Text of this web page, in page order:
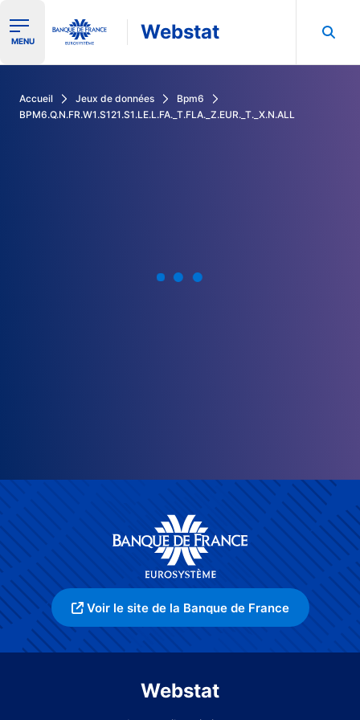
Ouvrir le menu de navigation
MENU Webstat
Accueil Jeux de données
Bpm6
BPM6.Q.N.FR.W1.S121.S1.LE.L.FA._T.FLA._Z.EUR._T._X.N.ALL
Voir le site de la Banque de France
Webstat